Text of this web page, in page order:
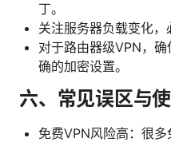
丁。
关注服务器负载变化，
对于路由器级VPN，
确的加密设置。
六、常见误区与
免费VPN风险高：很